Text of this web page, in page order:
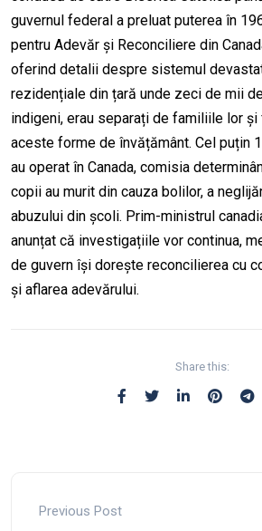
guvernul federal a preluat puterea în
pentru Adevăr și Reconciliere din
oferind detalii despre sistemul
rezidențiale din țară unde zeci de mii
indigeni, erau separați de familiile lor
aceste forme de învățământ. Cel puțin
au operat în Canada, comisia
copii au murit din cauza bolilor, a
abuzului din școli. Prim-ministrul
anunțat că investigațiile vor continua,
de guvern își dorește reconcilierea cu
și aflarea adevărului.
Share this:
Previous Post